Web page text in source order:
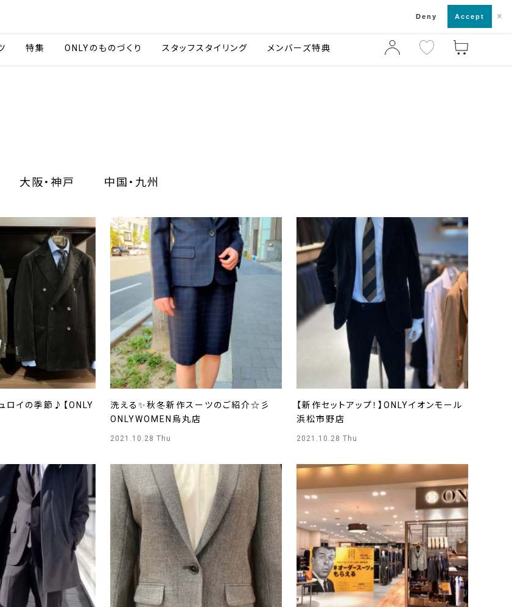
店舗一覧・来店予約
特集 ONLYのものづくり スタッフスタイリング メンバーズ特典
大阪・神戸 中国・九州
ロイの季節♪【ONLY
洗える✨秋冬新作スーツのご紹介☆彡
ONLYWOMEN烏丸店
2021.10.28 Thu
【新作セットアップ！】ONLYイオンモール
浜松市野店
2021.10.28 Thu
Deny Accept ×